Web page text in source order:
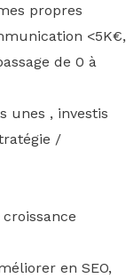
propres
<5K€,
de 0 à
unes , investis
/
en SEO,